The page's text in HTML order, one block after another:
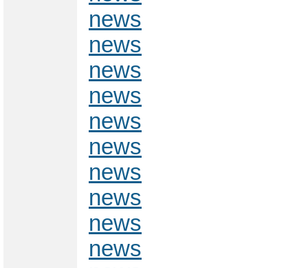
news
news
news
news
news
news
news
news
news
news